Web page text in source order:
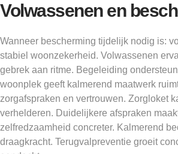
Volwassenen en
Wanneer bescherming tijdelijk nodig is:
stabiel woonzekerheid. Volwassenen
gebrek aan ritme. Begeleiding
woonplek geeft kalmerend maatwerk
zorgafspraken en vertrouwen. Zorgloket
verhelderen. Duidelijkere afspraken
zelfredzaamheid concreter. Kalmerend
draagkracht. Terugvalpreventie groeit